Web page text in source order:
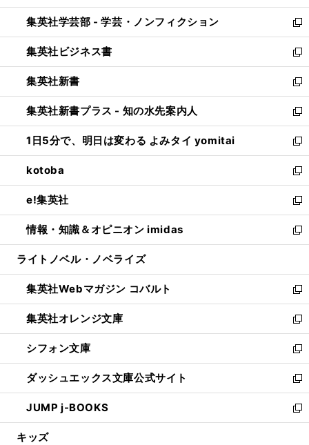
開
く
ウ
で
開
く
ン
ド
ウ
で
開
く
ウ
ィ
ン
ド
ウ
で
開
く
集英社学芸部 - 学芸・ノンフィクション
新
し
い
ウ
ィ
ン
ド
ウ
で
開
く
集英社ビジネス書
新
し
い
ウ
ィ
ン
ド
ウ
で
開
く
集英社新書
新
し
い
ウ
ィ
ン
ド
ウ
で
開
く
集英社新書プラス - 知の水先案内人
新
し
い
ウ
ィ
ン
ド
ウ
で
開
1日5分で、明日は変わる よみタイ yomitai
新
し
い
ウ
ィ
ン
ド
ウ
開
く
kotoba
新
し
い
ウ
ィ
ン
ウ
で
開
く
e!集英社
新
し
い
ウ
ン
ド
ウ
で
開
く
情報・知識＆オピニオン imidas
新
し
ウ
ィ
ン
ド
ウ
で
開
く
ライトノベル・ノベライズ
集英社Webマガジン コバルト
新
し
い
ウ
ィ
ン
ド
ウ
で
開
集英社オレンジ文庫
新
し
い
ウ
ィ
ン
ド
ウ
シフォン文庫
新
し
い
ウ
ィ
ン
ダッシュエックス文庫公式サイト
新
し
い
ウ
JUMP j-BOOKS
新
し
キッズ